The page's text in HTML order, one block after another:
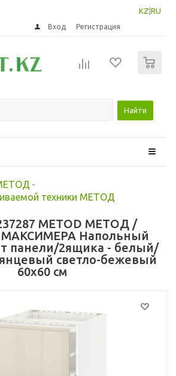
KZ RU
Вход Регистрация
Найти
-
техники МЕТОД
METOD МЕТОД /
МАКСИМЕРА Напольный
панели/2ящика - белый/
светло-бежевый
60x60 см